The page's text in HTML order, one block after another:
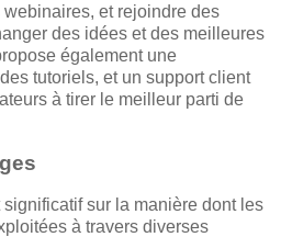
et rejoindre des
des idées et des meilleures
également une
tutoriels, et un support client
à tirer le meilleur parti de
sur la manière dont les
à travers diverses